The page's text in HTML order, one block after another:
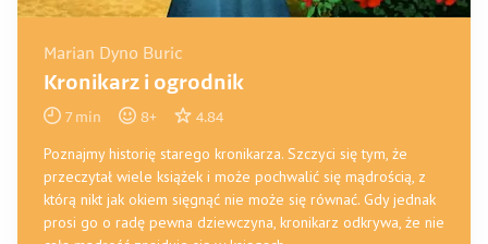
Marian Dyno Buric
Kronikarz i ogrodnik
7min 8+ 4.84
Poznajmy historię starego kronikarza. Szczyci się tym, że
przeczytał wiele książek i może pochwalić się mądrością, z
którą nikt jak okiem sięgnąć nie może się równać. Gdy jednak
prosi go o radę pewna dziewczyna, kronikarz odkrywa, że nie